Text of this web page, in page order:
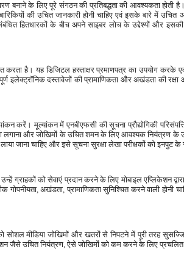
बनाने के लिए पूरे संगठन की प्रतिबद्धता की आवश्यकता होती
की उचित जानकारी होनी चाहिए एवं इसके बारे में
हितधारकों के बीच अपने साइबर लोच के उद्देश्यों और
करता है। यह डिजिटल हस्ताक्षर प्रमाणपत्र का उपयोग करके
दस्तावेजों की प्रामाणिकता और अखंडता की
करें। मूल्यांकन में एनबीएफसी की सूचना प्रौद्योगिकी
लगाना और जोखिमों के उचित शमन के लिए आवश्यक नियंत्रण के
चाहिए और इसे सूचना सुरक्षा लेखा परीक्षकों को इनपुट के
ग्राहकों को सेवाएं प्रदान करने के लिए मोबाइल एप्लिकेशन
अखंडता, प्रामाणिकता सुनिश्चित करने वाली होनी
सोशल मीडिया जोखिमों और खतरों से निपटने में पूरी तरह
उचित नियंत्रण, ऐसे जोखिमों को कम करने के लिए प्रचलित